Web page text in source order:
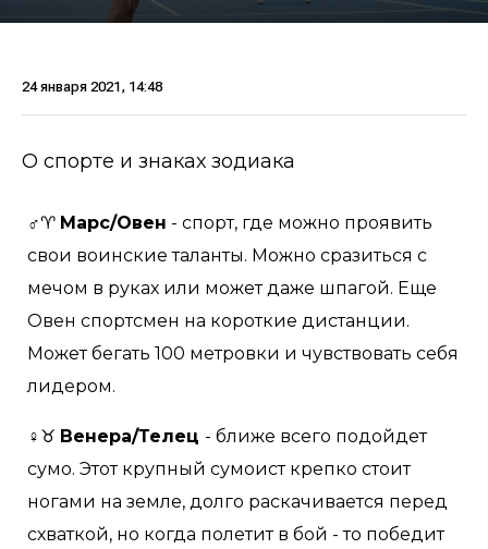
24 января 2021, 14:48
О спорте и знаках зодиака
♂♈ Марс/Овен - спорт, где можно проявить
свои воинские таланты. Можно сразиться с
мечом в руках или может даже шпагой. Еще
Овен спортсмен на короткие дистанции.
Может бегать 100 метровки и чувствовать себя
лидером.
♀♉ Венера/Телец - ближе всего подойдет
сумо. Этот крупный сумоист крепко стоит
ногами на земле, долго раскачивается перед
схваткой, но когда полетит в бой - то победит